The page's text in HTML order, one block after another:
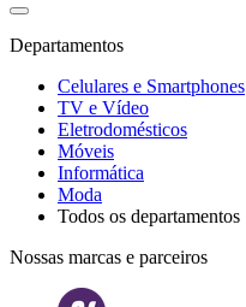
Departamentos
Celulares e Smartphones
TV e Vídeo
Eletrodomésticos
Móveis
Informática
Moda
Todos os departamentos
Nossas marcas e parceiros